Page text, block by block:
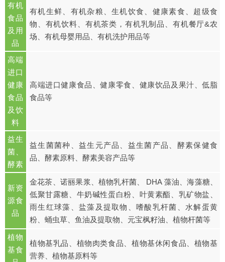
有机
食品
及用
品
有机生鲜、有机杂粮、生机饮食、健康素食、超级食
物、有机饮料、有机茶类，有机乳制品、有机餐厅&农
场、有机母婴用品、有机洗护用品等
高端
进口
健康
食品
及饮
料
高端进口健康食品、健康零食、健康饮品及果汁、低脂
食品等
益生
菌、
酵素
益生菌菌种、益生元产品、益生菌产品、酵素保健食
品、酵素原料、酵素美容产品等
新资
源食
品
金花茶、诺丽果浆、植物乳杆菌、 DHA 藻油、海藻糖、
低聚甘露糖、牛奶碱性蛋白粉、叶黄素酯、乳矿物盐、
雨生红球藻、盐藻及提取物、嗜酸乳杆菌、水解蛋黄
粉、蛹虫草、鱼油及提取物、元宝枫籽油、植物杆菌等
植物
基食
植物基乳品、植物肉类食品、植物基休闲食品、植物基
营养、植物基原料等